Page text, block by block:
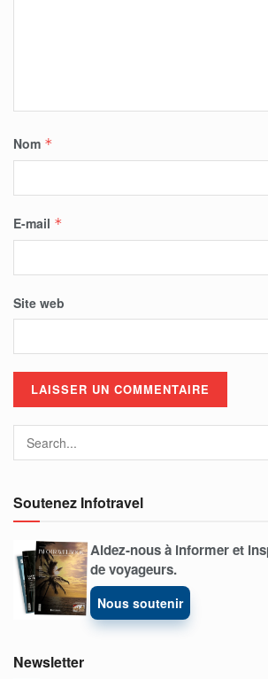
Nom *
E-mail *
Site web
Soutenez Infotravel
Aidez-nous à informer et
de voyageurs.
Nous soutenir
Newsletter